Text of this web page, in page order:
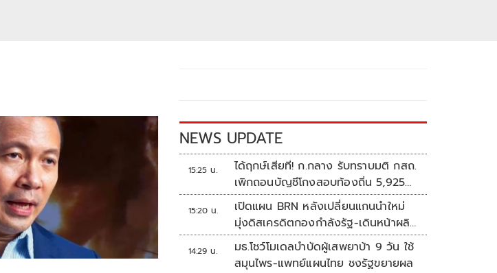
NEWS UPDATE
15:25 น.
ได้ฤกษ์เสียที! ก.กลาง รับทราบมติ กสถ.
เพิกถอนบัญชีโกงสอบท้องถิ่น 5,925
ราย
15:20 น.
เปิดแผน BRN หลังเปลี่ยนแกนนำใหม่
มุ่งดิสเครดิตกองกำลังรัฐ-เดินหน้าผลิต
แนวร่วม
14:29 น.
มธ.โชว์โมเดลบำบัดผู้เสพยาบ้า 9 วัน ใช้
สมุนไพร-แพทย์แผนไทย ชงรัฐขยายผล